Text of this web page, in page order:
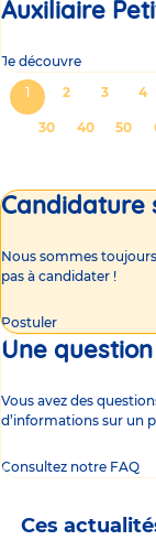
Auxiliaire
Je découvre
Pagination
Page
courante
1 Page
2 Page
3 4
Page
30 Page
40 Page
50
Candidature
Nous sommes
pas à candidater !
Postuler
Une question
Vous avez des
d’informations sur un
Consultez notre FAQ
Ces